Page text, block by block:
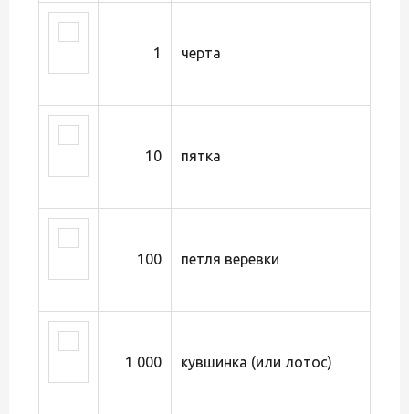
1 черта
10 пятка
100 петля веревки
1 000 кувшинка (или лотос)